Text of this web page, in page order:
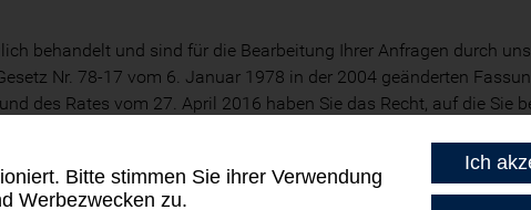
behandelt und sind für die Bearbeitung Ihrer Anfragen durch
Nr. 78-17 vom 6. Januar 1978 in der 2004 geänderten
des Rates vom 27. April 2016 haben Sie das Recht, auf die Sie
Bitte stimmen Sie ihrer Verwendung
Werbezwecken zu.
Ich